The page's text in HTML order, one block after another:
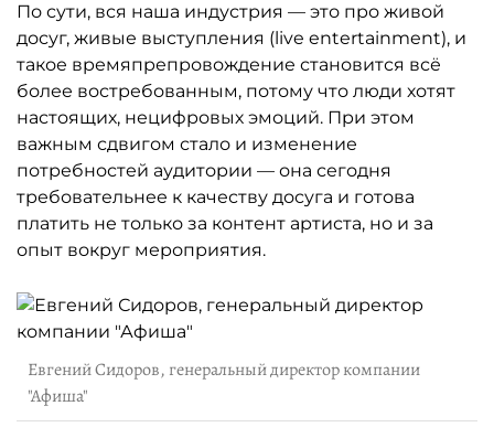
По сути, вся наша индустрия — это про живой
досуг, живые выступления (live entertainment), и
такое времяпрепровождение становится всё
более востребованным, потому что люди хотят
настоящих, нецифровых эмоций. При этом
важным сдвигом стало и изменение
потребностей аудитории — она сегодня
требовательнее к качеству досуга и готова
платить не только за контент артиста, но и за
опыт вокруг мероприятия.
Евгений Сидоров, генеральный директор компании
"Афиша"